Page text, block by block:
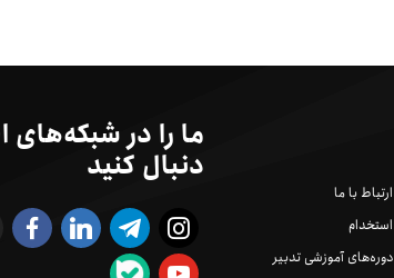
ارتباط با ما
استخدام
دوره‌های آموزشی تدبیر
ما را در شبکه‌های
دنبال کنید